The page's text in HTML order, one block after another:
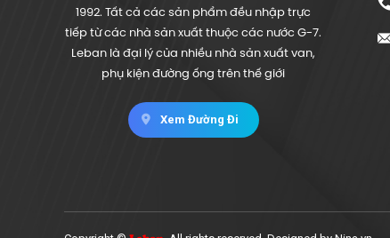
1992. Tất cả các sản phẩm đều nhập trực
tiếp từ các nhà sản xuất thuộc các nước G-7.
Leban là đại lý của nhiều nhà sản xuất van,
phụ kiện đường ống trên thế giới
Xem Đường Đi